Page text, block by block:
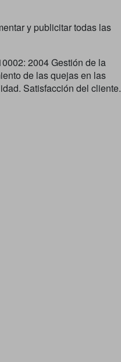
y publicitar todas las
2004 Gestión de la
de las quejas en las
Satisfacción del cliente.